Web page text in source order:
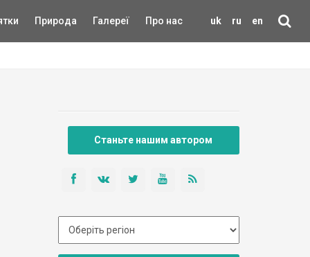
uk ru en
Природа Галереї Про нас
Станьте нашим автором